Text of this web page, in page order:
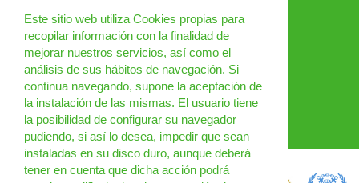
Este sitio web utiliza Cookies propias para
recopilar información con la finalidad de
mejorar nuestros servicios, así como el
análisis de sus hábitos de navegación. Si
continua navegando, supone la aceptación de
la instalación de las mismas. El usuario tiene
la posibilidad de configurar su navegador
pudiendo, si así lo desea, impedir que sean
instaladas en su disco duro, aunque deberá
tener en cuenta que dicha acción podrá
PRODUCTOS
CURSOS
NOTICIAS
¿QUIÉNES SOMOS?
CONTACTO